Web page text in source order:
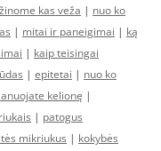
žinome kas veža | nuo ko
| mitai ir paneigimai | ką
| kaip teisingai
| epitetai | nuo ko
kelionę |
| patogus
mikriukus | kokybės